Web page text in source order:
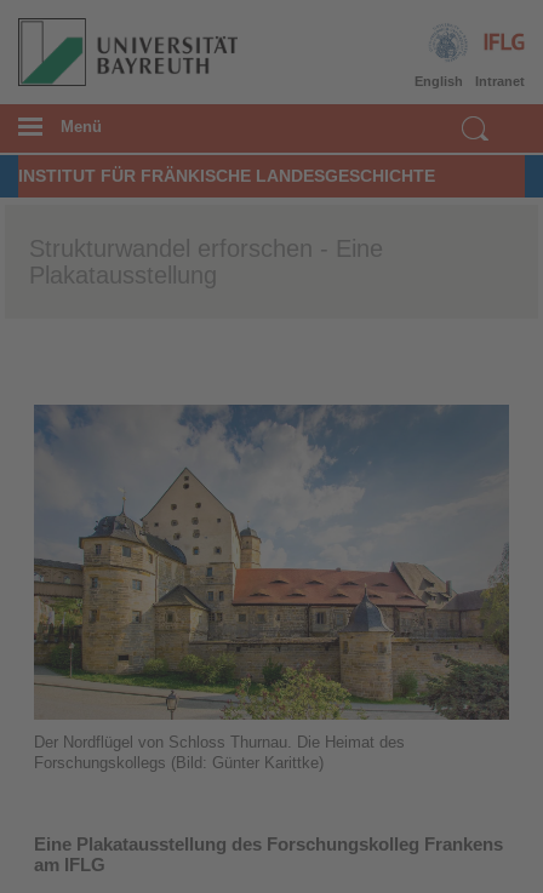
Intranet
English
Menü
INSTITUT FÜR FRÄNKISCHE LANDESGESCHICHTE
Strukturwandel erforschen - Eine
Plakatausstellung
Der Nordflügel von Schloss Thurnau. Die Heimat des
Forschungskollegs (Bild: Günter Karittke)
Eine Plakatausstellung des Forschungskolleg Frankens
am IFLG